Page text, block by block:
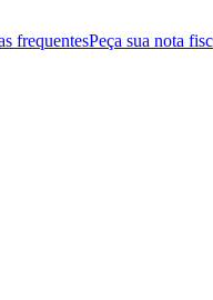
frequentesPeça sua nota